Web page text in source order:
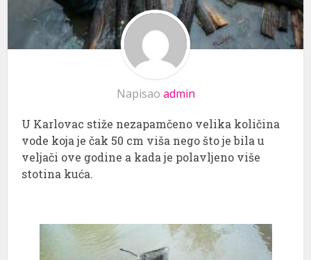
Napisao admin
U Karlovac stiže nezapamčeno velika količina
vode koja je čak 50 cm viša nego što je bila u
veljači ove godine a kada je polavljeno više
stotina kuća.